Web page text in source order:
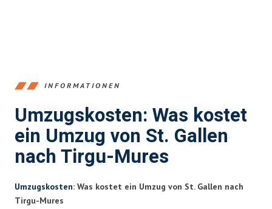
INFORMATIONEN
Umzugskosten: Was kostet
ein Umzug von St. Gallen
nach Tirgu-Mures
Umzugskosten: Was kostet ein Umzug von St. Gallen nach
Tirgu-Mures